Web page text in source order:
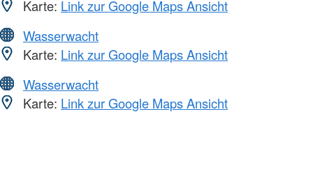
Karte: Link zur Google Maps Ansicht
Wasserwacht
Karte: Link zur Google Maps Ansicht
Wasserwacht
Karte: Link zur Google Maps Ansicht